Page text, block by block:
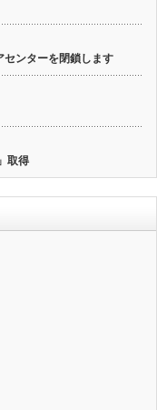
センターを閉鎖します
取得